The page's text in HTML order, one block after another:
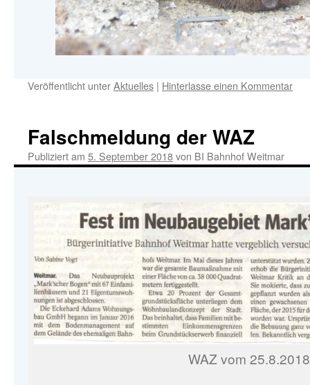
Veröffentlicht unterAktuelles | Hinterlasse einen Kommentar
Falschmeldung der WAZ
Publiziert am 5. September 2018von BI Bahnhof Weitmar
WAZ vom 25.8.2018